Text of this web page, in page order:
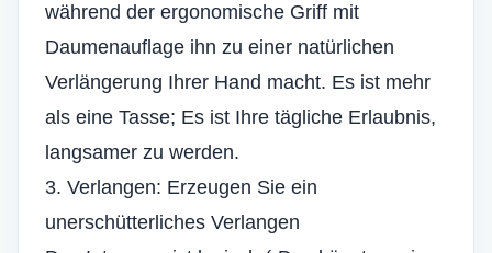
während der ergonomische Griff mit
Daumenauflage ihn zu einer natürlichen
Verlängerung Ihrer Hand macht. Es ist mehr
als eine Tasse; Es ist Ihre tägliche Erlaubnis,
langsamer zu werden.
3. Verlangen: Erzeugen Sie ein
unerschütterliches Verlangen